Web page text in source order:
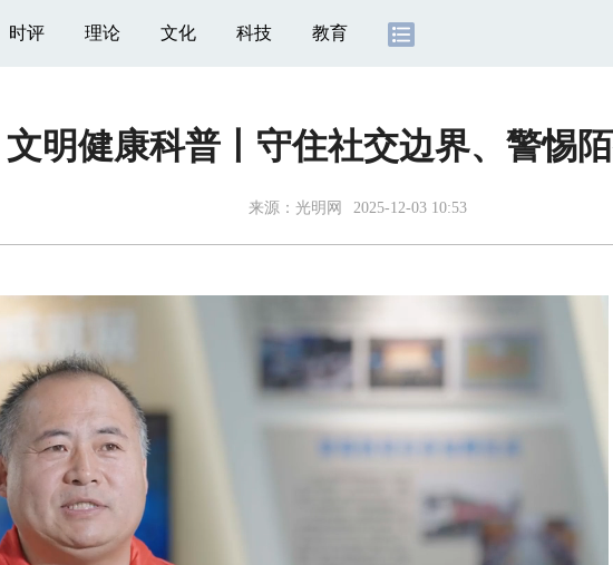
时评 理论 文化 科技 教育
文明健康科普丨守住社交边界、警惕
来源： 光明网 2025-12-03 10:53